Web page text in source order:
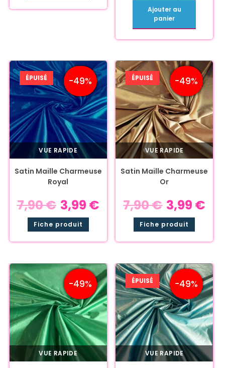
Ajouter au
panier
-49%
ÉPUISÉ
VUE RAPIDE
Satin Maille Charmeuse
Royal
7,90€ 3,99 €
Fiche produit
-49%
ÉPUISÉ
VUE RAPIDE
Satin Maille Charmeuse
Or
7,90€ 3,99 €
Fiche produit
-49%
VUE RAPIDE
-49%
ÉPUISÉ
VUE RAPIDE